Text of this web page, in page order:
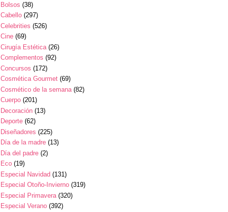
Bolsos (38)
Cabello (297)
Celebrities (526)
Cine (69)
Cirugía Estética (26)
Complementos (92)
Concursos (172)
Cosmética Gourmet (69)
Cosmético de la semana (82)
Cuerpo (201)
Decoración (13)
Deporte (62)
Diseñadores (225)
Día de la madre (13)
Día del padre (2)
Eco (19)
Especial Navidad (131)
Especial Otoño-Invierno (319)
Especial Primavera (320)
Especial Verano (392)